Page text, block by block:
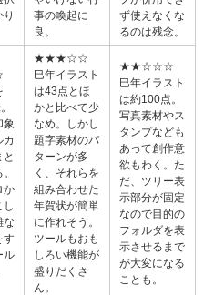
事の喚起に
良。
ず使えなくな
るのは残念。
象
カ
か
し
な
す
ル
★★★☆☆
巳年イラスト
は43点とほ
かと比べて少
なめ。しかし
題字素材のパ
ターンが多
く、それらを
組み合わせた
年賀状が簡単
に作れそう。
ツールもおも
しろい機能が
盛りだくさ
ん。
★★☆☆☆
巳年イラスト
は約100点。
写真素材やス
タンプなども
あって創作意
欲もわく。た
だ、ツリー表
示部分が固定
なので目的の
フォルダを表
示させるまで
が大変になる
ことも。